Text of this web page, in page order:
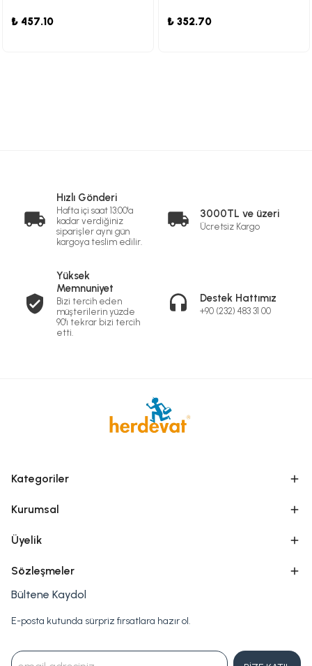
₺ 457.10 ₺ 352.70
Hızlı Gönderi
Hafta içi saat 13:00'a
kadar verdiğiniz
siparişler aynı gün
kargoya teslim edilir.
3000TL ve üzeri
Ücretsiz Kargo
Yüksek
Memnuniyet
Bizi tercih eden
müşterilerin yüzde
90'ı tekrar bizi tercih
etti.
Destek Hattımız
+90 (232) 483 31 00
Kategoriler
Kurumsal
Üyelik
Sözleşmeler
Bültene Kaydol
E-posta kutunda sürpriz fırsatlara hazır ol.